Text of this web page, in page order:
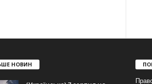
НОВИН